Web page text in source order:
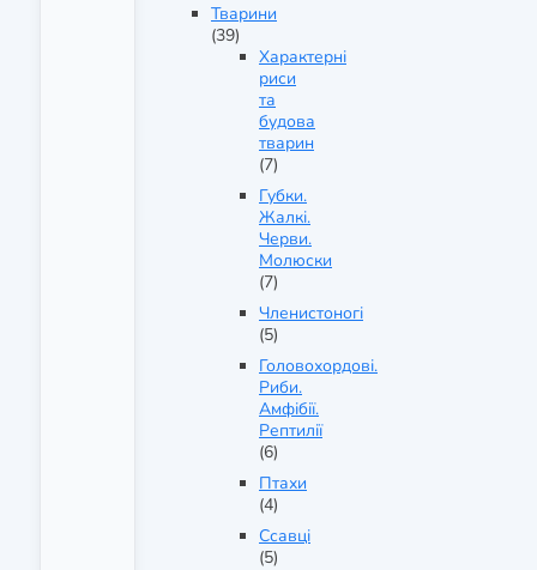
Тварини
(39)
Характерні
риси
та
будова
тварин
(7)
Губки.
Жалкі.
Черви.
Молюски
(7)
Членистоногі
(5)
Головохордові.
Риби.
Амфібії.
Рептилії
(6)
Птахи
(4)
Ссавці
(5)